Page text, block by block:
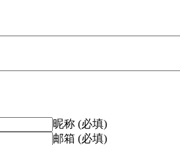
昵称 (必填)
邮箱 (必填)